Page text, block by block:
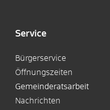
Service
Bürgerservice
Öffnungszeiten
Gemeinderatsarbeit
Nachrichten